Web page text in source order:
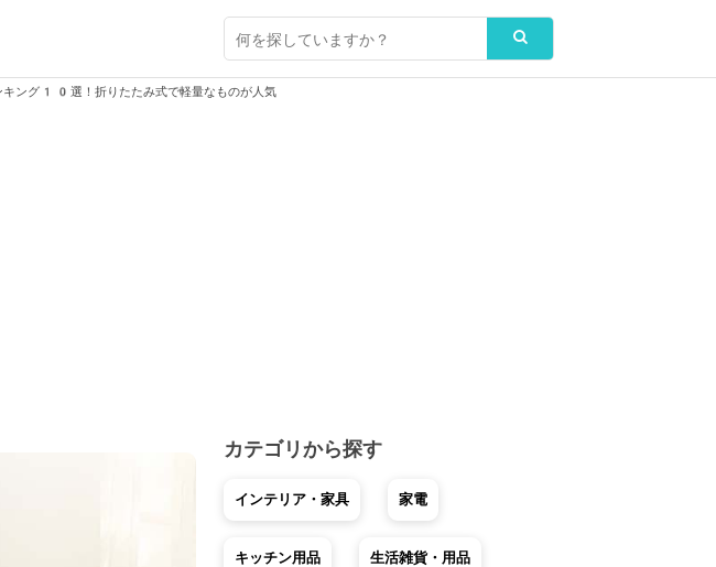
キング10選！折りたたみ式で軽量なものが人気
カテゴリから探す
インテリア・家具 家電
キッチン用品 生活雑貨・用品